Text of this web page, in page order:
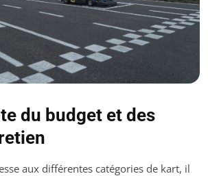
du budget et des
aux différentes catégories de kart, il